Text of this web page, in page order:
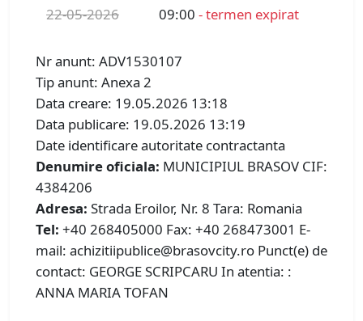
22-05-2026 09:00 - termen expirat
Nr anunt: ADV1530107
Tip anunt: Anexa 2
Data creare: 19.05.2026 13:18
Data publicare: 19.05.2026 13:19
Date identificare autoritate contractanta
Denumire oficiala: MUNICIPIUL BRASOV CIF:
4384206
Adresa: Strada Eroilor, Nr. 8 Tara: Romania
Tel: +40 268405000 Fax: +40 268473001 E-
mail: achizitiipublice@brasovcity.ro Punct(e) de
contact: GEORGE SCRIPCARU In atentia: :
ANNA MARIA TOFAN